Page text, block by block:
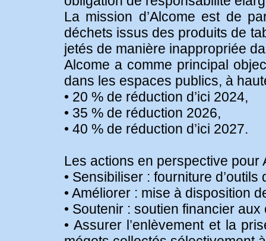
La mission d’Alcome est de
déchets issus des produits de
jetés de manière inappropriée
Alcome a comme principal
dans les espaces publics, à
• 20 % de réduction d’ici 2024,
• 35 % de réduction 2026,
• 40 % de réduction d’ici 2027.
Les actions en perspective pour
• Sensibiliser : fourniture
• Améliorer : mise à disposition
• Soutenir : soutien financier
• Assurer l’enlèvement et la